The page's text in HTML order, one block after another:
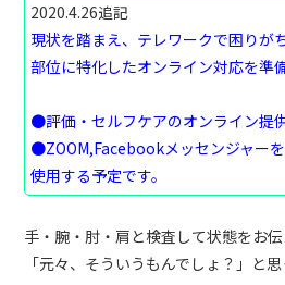
2020.4.26追記
現状を踏まえ、テレワークで困りが
部位に特化したオンライン対応を準
●評価・セルフケアのオンライン提
●ZOOM,Facebookメッセンジャーを
使用する予定です。
手・腕・肘・肩と検査して状態をお伝
「元々、そういうもんでしょ？」と